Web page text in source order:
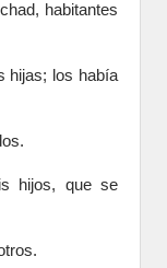
habitantes
hijas; los había
hijos, que se